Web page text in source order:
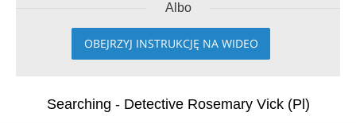
Albo
OBEJRZYJ INSTRUKCJĘ NA WIDEO
Searching - Detective Rosemary Vick (Pl)